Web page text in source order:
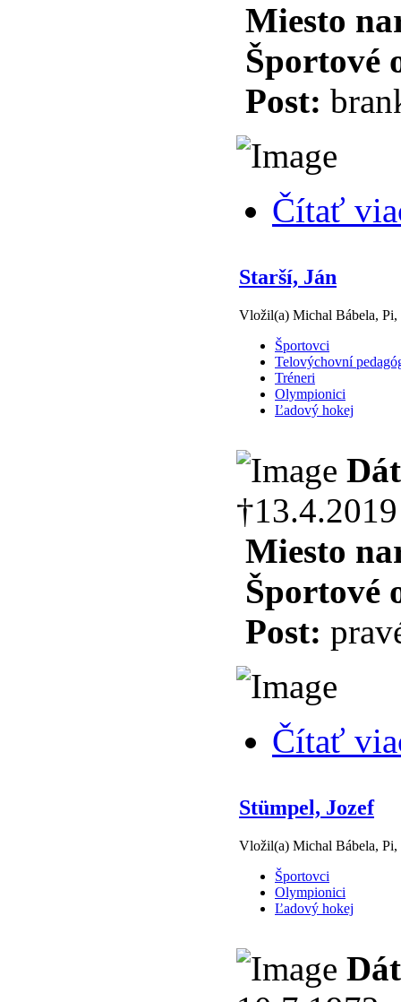
Miesto
Športové
Post:
Čítať
Starší, Ján
Vložil(a) Michal Bábela, Pi,
Športovci
Telovýchovní
Tréneri
Olympionici
Ľadový hokej
†13.4.2019
Miesto
Športové
Post:
Čítať
Stümpel, Jozef
Vložil(a) Michal Bábela, Pi,
Športovci
Olympionici
Ľadový hokej